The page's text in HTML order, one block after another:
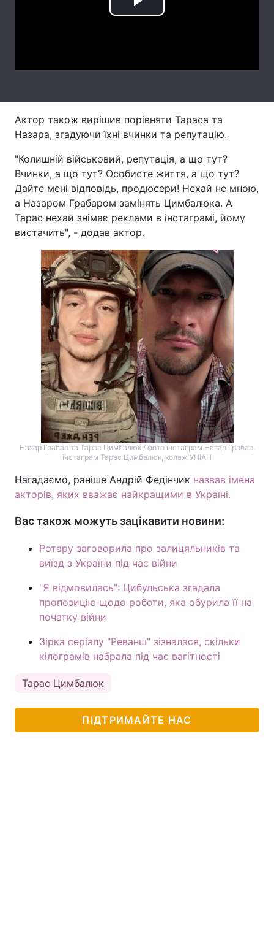
Тема оформлення
Play
Актор також вирішив порівняти Тараса та
Назара, згадуючи їхні вчинки та репутацію.
"Колишній військовий, репутація, а що тут?
Вчинки, а що тут? Особисте життя, а що тут?
Дайте мені відповідь, продюсери! Нехай не мною,
а Назаром Грабаром замінять Цимбалюка. А
Тарас нехай знімає реклами в інстаграмі, йому
вистачить", - додав актор.
Назар Грабар та Тарас Цимбалюк / фото інстаграм Назар Грабар,
інстаграм Тарас Цимбалюк, колаж УНІАН
Нагадаємо, раніше Андрій Федінчик назвав імена
акторів, яких вважає найкращими в Україні.
Вас також можуть зацікавити новини:
Ротару заговорила про залицяльників та
виїзд з України під час війни
"Я відмовилась": Цибульська згадала
пропозицію щодо роботи, яка обурила її на
початку війни
Зірка серіалу "Реванш" зізналася, скільки
кілограмів набрала під час вагітності
Тарас Цимбалюк
ПІДТРИМАЙТЕ НАС